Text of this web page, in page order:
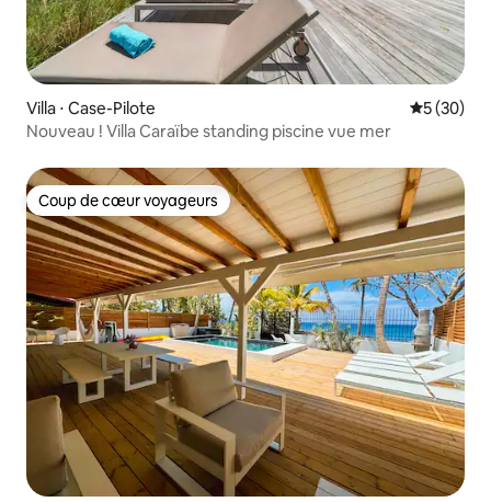
Villa ⋅ Case-Pilote
5 (30)
Nouveau ! Villa Caraïbe standing piscine vue mer
Coup de cœur voyageurs
Coup de cœur voyageurs